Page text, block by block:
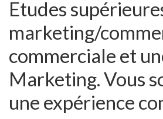
Etudes
marketing/
commerciale et
Marketing. Vous
une expérience